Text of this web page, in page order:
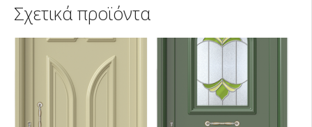
Σχετικά προϊόντα